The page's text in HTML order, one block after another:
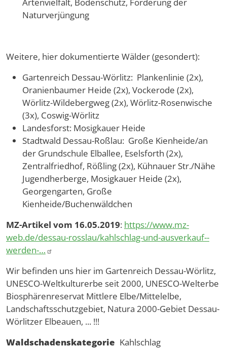
Naturverjüngung
Weitere, hier dokumentierte Wälder (gesondert):
Gartenreich Dessau-Wörlitz: Plankenlinie (2x),
Oranienbaumer Heide (2x), Vockerode (2x),
Wörlitz-Wildebergweg (2x), Wörlitz-Rosenwische
(3x), Coswig-Wörlitz
Landesforst: Mosigkauer Heide
Stadtwald Dessau-Roßlau: Große Kienheide/an
der Grundschule Elballee, Eselsforth (2x),
Zentralfriedhof, Rößling (2x), Kühnauer Str./Nähe
Jugendherberge, Mosigkauer Heide (2x),
Georgengarten, Große
Kienheide/Buchenwäldchen
MZ-Artikel vom 16.05.2019: https://www.mz-
web.de/dessau-rosslau/kahlschlag-und-ausverkauf--
werden-…
Wir befinden uns hier im Gartenreich Dessau-Wörlitz,
UNESCO-Weltkulturerbe seit 2000, UNESCO-Welterbe
Biosphärenreservat Mittlere Elbe/Mittelelbe,
Landschaftsschutzgebiet, Natura 2000-Gebiet Dessau-
Wörlitzer Elbeauen, ... !!!
Waldschadenskategorie Kahlschlag